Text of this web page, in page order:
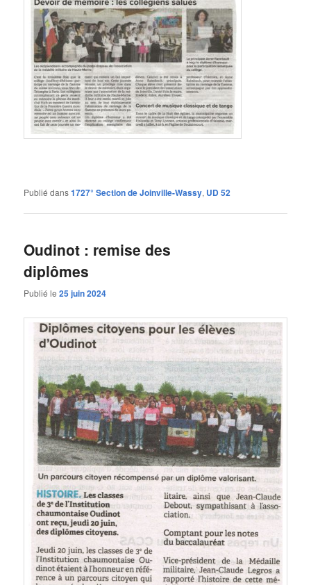
Publié dans1727° Section de Joinville-Wassy, UD 52
Oudinot : remise des
diplômes
Publié le25 juin 2024